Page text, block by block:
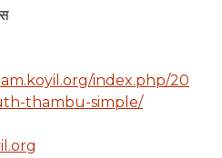
index.php/20
thambu-simple/